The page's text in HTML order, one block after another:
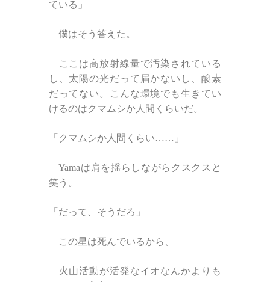
ている」
僕はそう答えた。
ここは高放射線量で汚染されている
し、太陽の光だって届かないし、酸素
だってない。こんな環境でも生きてい
けるのはクマムシか人間くらいだ。
「クマムシか人間くらい……」
Yamaは肩を揺らしながらクスクスと
笑う。
「だって、そうだろ」
この星は死んでいるから、
火山活動が活発なイオなんかよりも